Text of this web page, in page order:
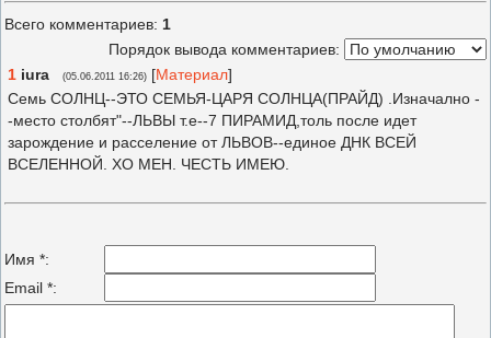
Всего комментариев: 1
Порядок вывода комментариев:
1 iura (05.06.2011 16:26) [Материал]
Семь СОЛНЦ--ЭТО СЕМЬЯ-ЦАРЯ СОЛНЦА(ПРАЙД) .Изначално -
-место столбят"--ЛЬВЫ т.е--7 ПИРАМИД,толь после идет
зарождение и расселение от ЛЬВОВ--единое ДНК ВСЕЙ
ВСЕЛЕННОЙ. ХО МЕН. ЧЕСТЬ ИМЕЮ.
Имя *:
Email *: